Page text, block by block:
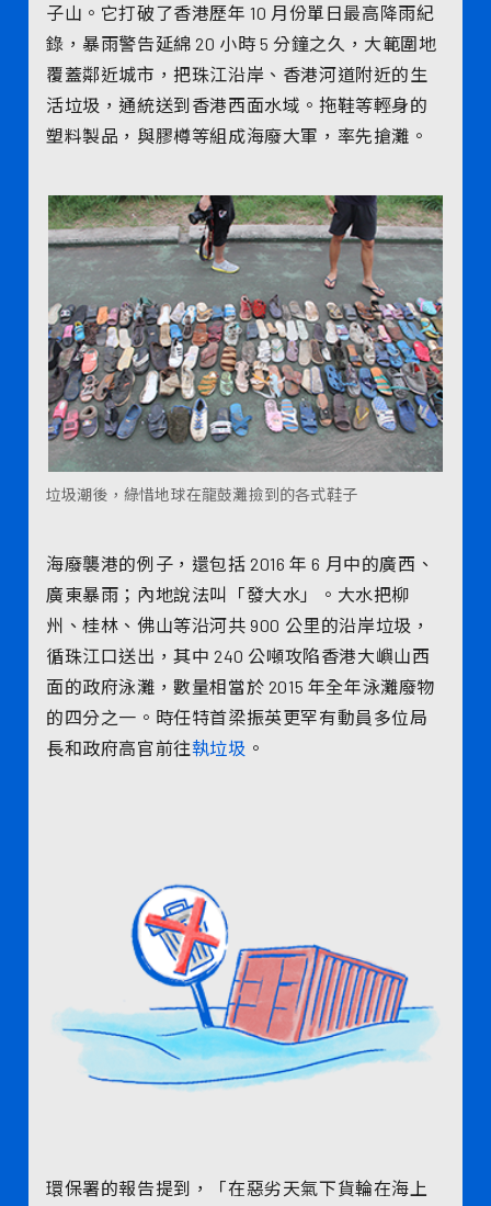
子山。它打破了香港歷年 10 月份單日最高降雨紀
錄，暴雨警告延綿 20 小時 5 分鐘之久，大範圍地
覆蓋鄰近城市，把珠江沿岸、香港河道附近的生
活垃圾，通統送到香港西面水域。拖鞋等輕身的
塑料製品，與膠樽等組成海廢大軍，率先搶灘。
垃圾潮後，綠惜地球在龍鼓灘撿到的各式鞋子
海廢襲港的例子，還包括 2016 年 6 月中的廣西、
廣東暴雨；內地說法叫「發大水」。大水把柳
州、桂林、佛山等沿河共 900 公里的沿岸垃圾，
循珠江口送出，其中 240 公噸攻陷香港大嶼山西
面的政府泳灘，數量相當於 2015 年全年泳灘廢物
的四分之一。時任特首梁振英更罕有動員多位局
長和政府高官前往執垃圾 。
環保署的報告提到，「在惡劣天氣下貨輪在海上